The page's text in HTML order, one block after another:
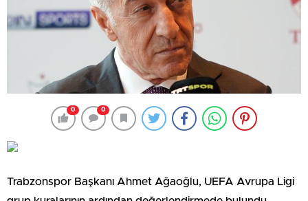
0 0
Trabzonspor Başkanı Ahmet Ağaoğlu, UEFA Avrupa Ligi